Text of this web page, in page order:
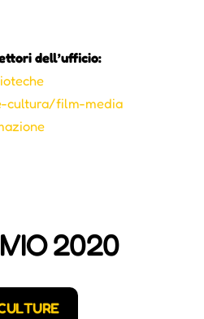
dell’ufficio:
cultura/film-media
2020